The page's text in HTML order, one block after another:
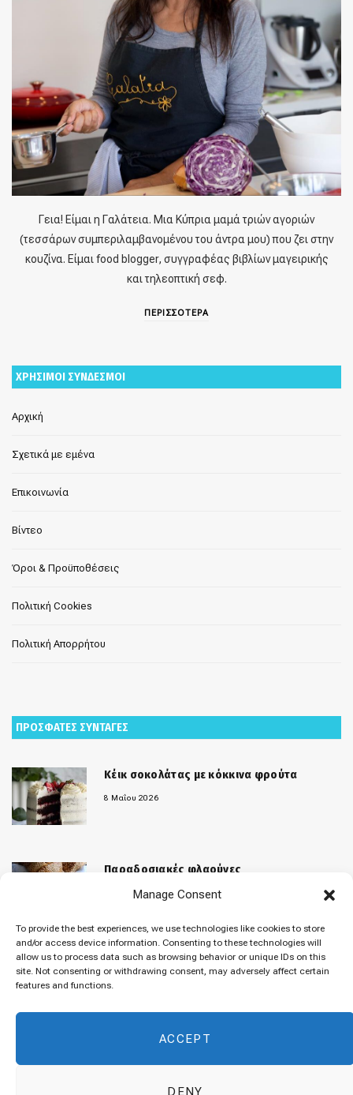
Manage Consent
To provide the best experiences, we use technologies like cookies to store
and/or access device information. Consenting to these technologies will
allow us to process data such as browsing behavior or unique IDs on this
site. Not consenting or withdrawing consent, may adversely affect certain
features and functions.
ACCEPT
DENY
Γεια! Είμαι η Γαλάτεια. Μια Κύπρια μαμά τριών αγοριών
(τεσσάρων συμπεριλαμβανομένου του άντρα μου) που ζει στην
κουζίνα. Είμαι food blogger, συγγραφέας βιβλίων μαγειρικής
και τηλεοπτική σεφ.
ΠΕΡΙΣΣΟΤΕΡΑ
ΧΡΗΣΙΜΟΙ ΣΥΝΔΕΣΜΟΙ
Αρχική
Σχετικά με εμένα
Επικοινωνία
Βίντεο
Όροι & Προϋποθέσεις
Πολιτική Cookies
Πολιτική Απορρήτου
ΠΡΟΣΦΑΤΕΣ ΣΥΝΤΑΓΕΣ
Κέικ σοκολάτας με κόκκινα φρούτα
8 Μαΐου 2026
Παραδοσιακές φλαούνες
31 Μαρτίου 2026
«Μελομακάρονα»
9 Δεκεμβρίου 2025